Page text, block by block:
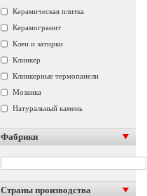
Керамическая плитка
Керамогранит
Клеи и затирки
Клинкер
Клинкерные термопанели
Мозаика
Натуральный камень
Фабрики
Страны производства